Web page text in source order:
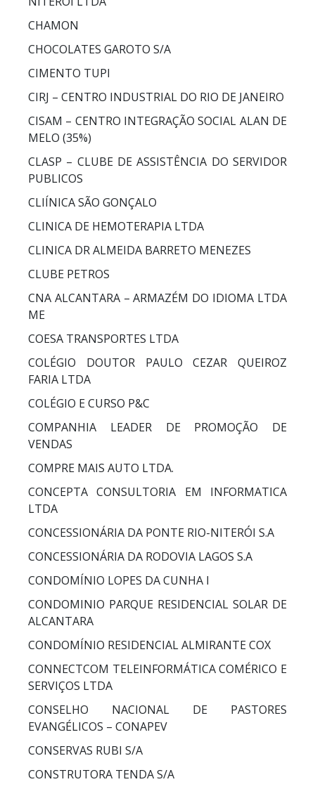
CHAMON
CHOCOLATES GAROTO S/A
CIMENTO TUPI
CIRJ – CENTRO INDUSTRIAL DO RIO DE JANEIRO
CISAM – CENTRO INTEGRAÇÃO SOCIAL ALAN DE
MELO (35%)
CLASP – CLUBE DE ASSISTÊNCIA DO SERVIDOR
PUBLICOS
CLIÍNICA SÃO GONÇALO
CLINICA DE HEMOTERAPIA LTDA
CLINICA DR ALMEIDA BARRETO MENEZES
CLUBE PETROS
CNA ALCANTARA – ARMAZÉM DO IDIOMA LTDA
ME
COESA TRANSPORTES LTDA
COLÉGIO DOUTOR PAULO CEZAR QUEIROZ
FARIA LTDA
COLÉGIO E CURSO P&C
COMPANHIA LEADER DE PROMOÇÃO DE
VENDAS
COMPRE MAIS AUTO LTDA.
CONCEPTA CONSULTORIA EM INFORMATICA
LTDA
CONCESSIONÁRIA DA PONTE RIO-NITERÓI S.A
CONCESSIONÁRIA DA RODOVIA LAGOS S.A
CONDOMÍNIO LOPES DA CUNHA I
CONDOMINIO PARQUE RESIDENCIAL SOLAR DE
ALCANTARA
CONDOMÍNIO RESIDENCIAL ALMIRANTE COX
CONNECTCOM TELEINFORMÁTICA COMÉRICO E
SERVIÇOS LTDA
CONSELHO NACIONAL DE PASTORES
EVANGÉLICOS – CONAPEV
CONSERVAS RUBI S/A
CONSTRUTORA TENDA S/A